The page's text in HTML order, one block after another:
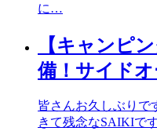
に…
【キャンピ
備！サイドオ
皆さんお久しぶりで
きて残念なSAIKIで